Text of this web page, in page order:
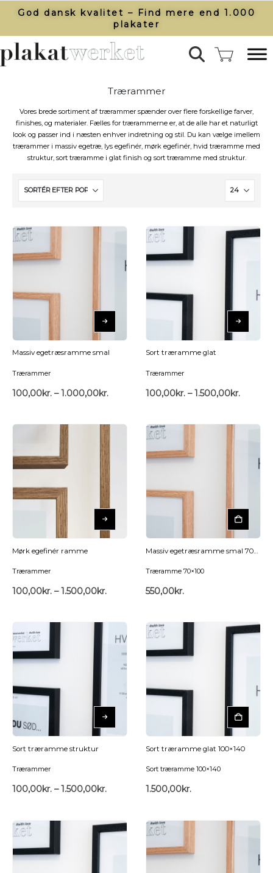
God dansk kvalitet – Find mere end 1.000
plakater​
Trærammer
Vores brede sortiment af trærammer spænder over flere forskellige farver,
finishes, og materialer. Fælles for trærammerne er, at de alle har et naturligt
look og passer ind i næsten enhver indretning og stil. Du kan vælge imellem
trærammer i massiv egetræ, lys egefinér, mørk egefinér, hvid træramme med
struktur, sort træramme i glat finish og sort træramme med struktur.
Massiv egetræsramme smal
Trærammer
100,00kr. – 1.000,00kr.
Sort træramme glat
Trærammer
100,00kr. – 1.500,00kr.
Mørk egefinér ramme
Trærammer
100,00kr. – 1.500,00kr.
Træramme 70×100
550,00kr.
Sort træramme struktur
Trærammer
100,00kr. – 1.500,00kr.
Sort træramme glat 100×140
Sort træramme 100×140
1.500,00kr.